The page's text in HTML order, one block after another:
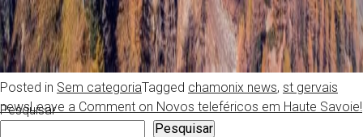
Posted in Sem categoriaTagged chamonix news, st gervais
newsLeave a Comment on Novos teleféricos em Haute Savoie!
Pesquisar
Pesquisar